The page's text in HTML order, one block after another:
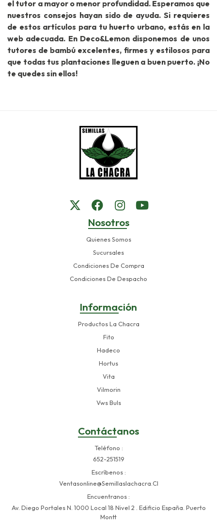
el tutor a mayor o menor profundidad. Esperamos que
nuestros consejos hayan sido de ayuda. Si requieres
de estos artículos para tu huerto urbano, estás en la
web adecuada. En Deco&Lemon disponemos de unos
tutores de bambú excelentes, firmes y estilosos para
que todas tus plantaciones lleguen a buen puerto. ¡No
te quedes sin ellos!
Nosotros
Quienes Somos
Sucursales
Condiciones De Compra
Condiciones De Despacho
Información
Productos La Chacra
Fito
Hadeco
Hortus
Vita
Vilmorin
Vws Buls
Contáctanos
Teléfono
652-251519
Escríbenos
Ventasonline@semillaslachacra.cl
Encuentranos
Av. Diego Portales N. 1000 Local 18 Nivel 2 . Edificio España. Puerto
Montt